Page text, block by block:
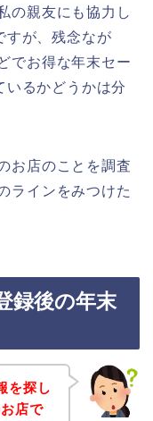
の親友にも協力し
すが、残念なが
でお得な年末セー
いるかどうかは分
お店のことを調査
ラインをみつけた
録後の年末
を探し
店で